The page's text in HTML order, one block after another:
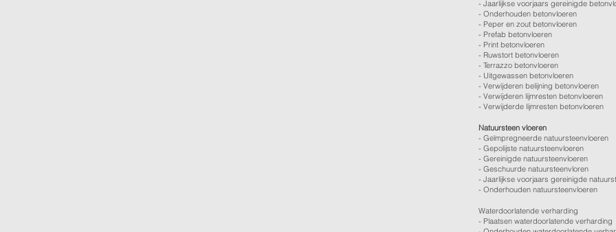
-Jaarlijkse voorjaars gereinigde
-Onderhouden betonvloeren
- Peper en zout betonvloeren
- Prefab betonvloeren
- Print betonvloeren
- Ruwstort betonvloeren
-Terrazzo betonvloeren
- Uitgewassen betonvloeren
-Verwijderen belijning betonvloeren
-Verwijderen lijmresten betonvloeren
- Verwijderde lijmresten betonvloeren
Natuursteen vloeren
- Geïmpregneerde natuursteenvloeren
- Gepolijste natuursteenvloeren
- Gereinigde natuursteenvloeren
- Geschuurde natuursteenvloren
- Jaarlijkse voorjaars gereinigde
- Onderhouden natuursteenvloeren
Waterdoorlatende verharding
- Plaatsen waterdoorlatende verharding